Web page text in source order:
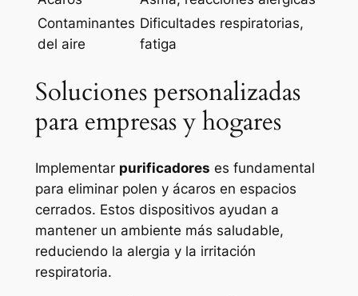
Contaminantes
del aire
Dificultades respiratorias,
fatiga
Soluciones personalizadas
para empresas y hogares
Implementar purificadores es fundamental
para eliminar polen y ácaros en espacios
cerrados. Estos dispositivos ayudan a
mantener un ambiente más saludable,
reduciendo la alergia y la irritación
respiratoria.